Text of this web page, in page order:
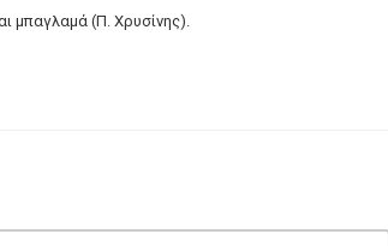
μπαγλαμά (Π. Χρυσίνης).